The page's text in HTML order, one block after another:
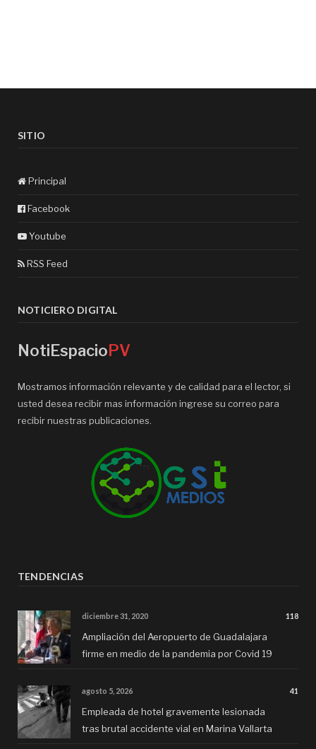
SITIO
Principal
Facebook
Youtube
RSS Feed
NOTICIERO DIGITAL
NotiEspacio PV
Mostramos información relevante y de calidad para el lector, si
usted desea recibir mas información ingrese su correo para
recibir nuestras publicaciones.
TENDENCIAS
diciembre 31, 2020 118
Ampliación del Aeropuerto de Guadalajara
firme en medio de la pandemia por Covid 19
agosto 5, 2026 41
Empleada de hotel gravemente lesionada
tras brutal accidente vial en Marina Vallarta